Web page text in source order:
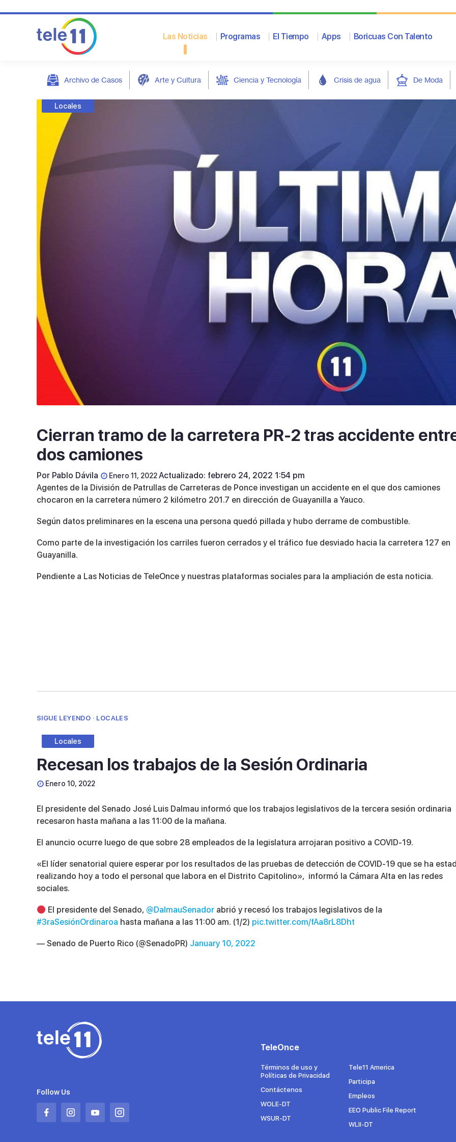
Las Noticias Programas El Tiempo Apps Boricuas Con Talento
Archivo de Casos Arte y Cultura Ciencia y Tecnología Crisis de agua De Moda
Locales
Cierran tramo de la carretera PR-2 tras accidente
dos camiones
Por Pablo Dávila Enero 11, 2022Actualizado: febrero 24, 2022 1:54 pm
Agentes de la División de Patrullas de Carreteras de Ponce investigan un accidente en el que dos camiones
chocaron en la carretera número 2 kilómetro 201.7 en dirección de Guayanilla a Yauco.
Según datos preliminares en la escena una persona quedó pillada y hubo derrame de combustible.
Como parte de la investigación los carriles fueron cerrados y el tráfico fue desviado hacia la carretera 127 en
Guayanilla.
Pendiente a Las Noticias de TeleOnce y nuestras plataformas sociales para la ampliación de esta noticia.
SIGUE LEYENDO · LOCALES
Locales
Recesan los trabajos de la Sesión Ordinaria
Enero 10, 2022
El presidente del Senado José Luis Dalmau informó que los trabajos legislativos de la tercera sesión ordinaria
recesaron hasta mañana a las 11:00 de la mañana.
El anuncio ocurre luego de que sobre 28 empleados de la legislatura arrojaran positivo a COVID-19.
«El líder senatorial quiere esperar por los resultados de las pruebas de detección de COVID-19 que se ha
realizando hoy a todo el personal que labora en el Distrito Capitolino», informó la Cámara Alta en las redes
sociales.
El presidente del Senado, @DalmauSenador abrió y recesó los trabajos legislativos de la
#3raSesiónOrdinaroa hasta mañana a las 11:00 am. (1/2) pic.twitter.com/fAa8rL8Dht
— Senado de Puerto Rico (@SenadoPR) January 10, 2022
Follow Us
Abrir
Abrir
Abrir
Abrir
TeleOnce
Términos de uso y
Políticas de Privacidad
Contáctenos
WOLE-DT
WSUR-DT
Tele11 America
Participa
Empleos
EEO Public File Report
WLII-DT